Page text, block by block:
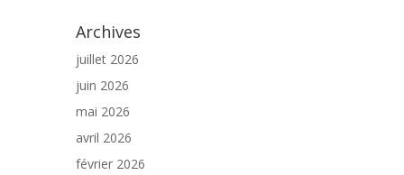
Archives
juillet 2026
juin 2026
mai 2026
avril 2026
février 2026